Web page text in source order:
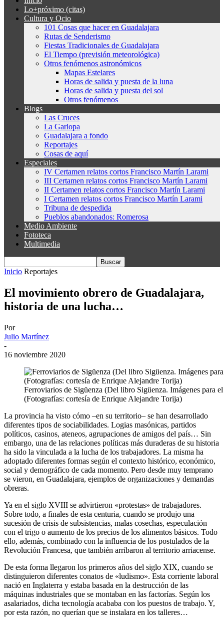
Lo+próximo (citas)
Cultura y Ocio
101 Cosas que hacer en Guadalajara
Rutas de Senderismo
Fiestas Tradicionales de Guadalajara
El Tiempo (previsión meteorológica)
Otros fenómenos astronómicos
Mapas Estelares
Horas de salida y puesta de la luna
Horas de salida y puesta del sol
Otros fenómenos
Blogs
Las Cruces
La Garlopa
Guadalajara a fondo
Reportajes
Cosas de aquí
Especiales
IV Certamen relatos cortos Francisco Martín Larami
III Certamen relatos cortos Francisco Martín Larami
II Certamen relatos cortos Francisco Martín Larami
I Certamen relatos cortos Francisco Martín Larami
Tribuna de despedida
Pueblos abandonados: Romerosa
Medio Ambiente
Fototeca
Multimedia
Inicio Reportajes
El movimiento obrero de Guadalajara,
historia de una lucha…
Por
Julio Martínez
-
16 noviembre 2020
Ferroviarios de Sigüenza (Del libro Sigüenza. Imágenes para
(Fotografías: cortesía de Enrique Alejandre Torija)
La provincia ha visto cómo –en su territorio– se han desarrollado
diferentes tipos de sociabilidades. Logias masónicas, partidos
políticos, casinos, ateneos, agrupaciones de amigos del país… Sin
embargo, una de las relaciones políticas más duraderas de su historia
ha sido la vinculada a la lucha de los trabajadores. La misma ha
adoptado diferentes formas según el contexto histórico, económico,
social y demográfico de cada momento. Pero desde muy temprano
se vieron, en Guadalajara, ejemplos de organizaciones y demandas
obreras.
Ya en el siglo XVIII se advirtieron «protestas» de trabajadores.
Sobre todo, a finales de esta centuria, cuando se produjo una
sucesión de crisis de subsistencias, malas cosechas, especulación
con el trigo o aumento de los precios de los alimentos básicos. Todo
ello, además, combinado con la influencia de los postulados de la
Revolución Francesa, que también arribaron al territorio arriacense.
De esta forma llegaron los primeros años del siglo XIX, cuando se
distinguieron diferentes conatos de «ludismo». Esta corriente laboral
nació en Inglaterra y estaba basada en la destrucción de las
máquinas industriales que se montaban en las factorías. Según los
asalariados, dicha tecnología acababa con los puestos de trabajo. Y,
por esta razón, no querían que se instalara en los talleres…